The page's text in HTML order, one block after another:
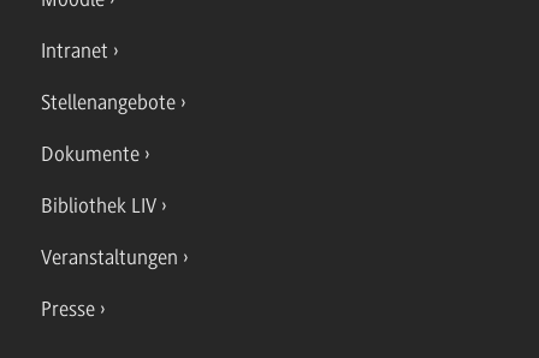
Intranet
Stellenangebote
Dokumente
Bibliothek LIV
Veranstaltungen
Presse